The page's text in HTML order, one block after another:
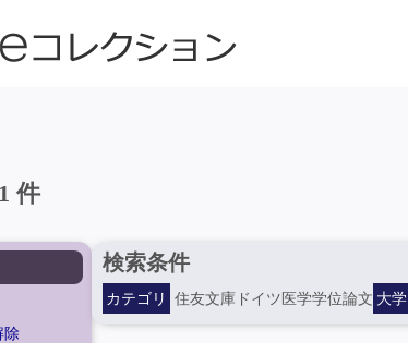
1 件
除
検索条件
カテゴリ 住友文庫ドイツ医学学位論文 大学